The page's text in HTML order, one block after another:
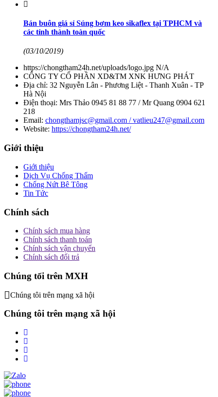
Bán buôn giá sỉ Súng bơm keo sikaflex tại TPHCM và
các tỉnh thành toàn quốc
(03/10/2019)
https://chongtham24h.net/uploads/logo.jpg N/A
CÔNG TY CỔ PHẦN XD&TM XNK HƯNG PHÁT
Địa chỉ: 32 Nguyễn Lân - Phương Liệt - Thanh Xuân - TP
Hà Nội
Điện thoại: Mrs Thảo 0945 81 88 77 / Mr Quang 0904 621
218
Email: chongthamjsc@gmail.com / vatlieu247@gmail.com
Website: https://chongtham24h.net/
Giới thiệu
Giới thiệu
Dịch Vụ Chống Thấm
Chống Nứt Bê Tông
Tin Tức
Chính sách
Chính sách mua hàng
Chính sách thanh toán
Chính sách vận chuyển
Chính sách đổi trả
Chúng tối trên MXH
Chúng tôi trên mạng xã hội
Chúng tôi trên mạng xã hội